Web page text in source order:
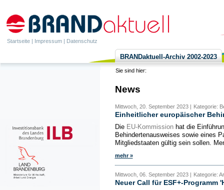
Startseite | Impressum | Datenschutz
BRANDaktuell-Archiv 2002-2023
Sie sind hier:
News
Mittwoch, 20. September 2023 | Kategorie:
Einheitlicher europäischer
Die EU-Kommissionhat die
Behindertenausweises sowie eines
Mitgliedstaaten gültig sein sollen.
mehr »
Mittwoch, 06. September 2023 | Kategorie:
Neuer Call für ESF+-Programm